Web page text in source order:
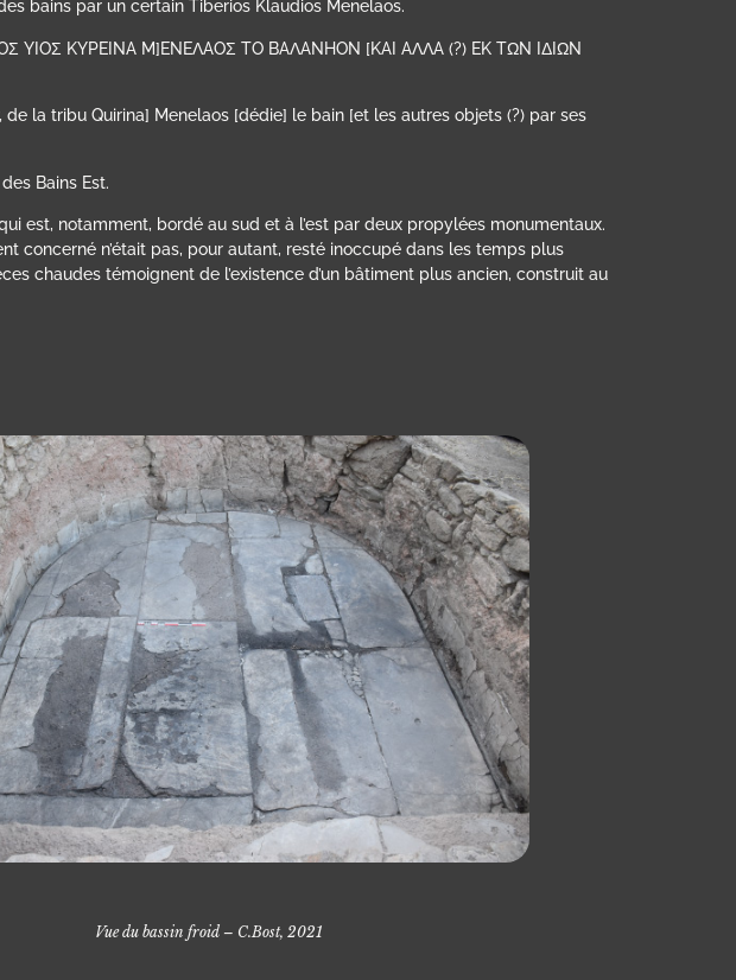
bains par un certain Tiberios Klaudios Menelaos.
YIOΣ KYPEINA M]ENEΛAOΣ TO BAΛANHON [KAI AΛΛA (?) EK TΩN IΔIΩN
la tribu Quirina] Menelaos [dédie] le bain [et les autres objets (?) par ses
Bains Est.
est, notamment, bordé au sud et à l’est par deux propylées monumentaux.
concerné n’était pas, pour autant, resté inoccupé dans les temps plus
chaudes témoignent de l’existence d’un bâtiment plus ancien, construit au
Vue du bassin froid – C.Bost, 2021